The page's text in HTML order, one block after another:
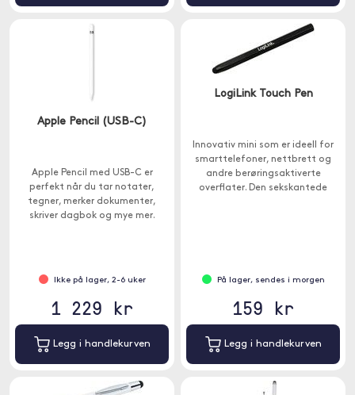
Apple Pencil (USB-C)
Apple Pencil med USB-C er
perfekt når du tar notater,
tegner, merker dokumenter,
skriver dagbok og mye mer.
Ikke på lager, 2-6 uker
1 229 kr
Legg i handlekurven
LogiLink Touch Pen
Innovativ mini som er ideell for
smarttelefoner, nettbrett og
andre berøringsaktiverte
overflater. Den sekskantede
På lager, sendes i morgen
159 kr
Legg i handlekurven